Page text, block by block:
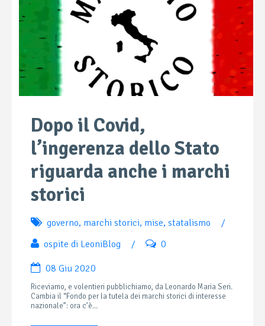
Dopo il Covid,
l’ingerenza dello Stato
riguarda anche i marchi
storici
governo, marchi storici, mise, statalismo
/
ospite di LeoniBlog
/ 0
08 Giu 2020
Riceviamo, e volentieri pubblichiamo, da Leonardo Maria Seri.
Cambia il “Fondo per la tutela dei marchi storici di interesse
nazionale”: ora c’è...